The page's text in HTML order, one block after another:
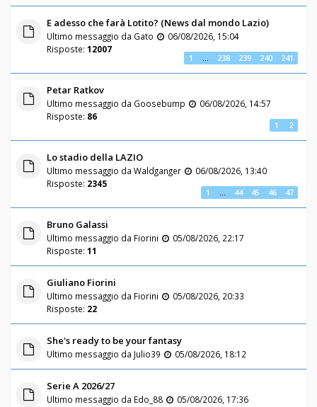
E adesso che farà Lotito? (News dal mondo Lazio)
Ultimo messaggio da Gato
06/08/2026, 15:04
Risposte: 12007
1 238 239 240 241
Petar Ratkov
Ultimo messaggio da Goosebump
06/08/2026, 14:57
Risposte: 86
1 2
Lo stadio della LAZIO
Ultimo messaggio da Waldganger
06/08/2026, 13:40
Risposte: 2345
1 44 45 46 47
Bruno Galassi
Ultimo messaggio da Fiorini
05/08/2026, 22:17
Risposte: 11
Giuliano Fiorini
Ultimo messaggio da Fiorini
05/08/2026, 20:33
Risposte: 22
She's ready to be your fantasy
Ultimo messaggio da Julio39 05/08/2026, 18:12
Serie A 2026/27
Ultimo messaggio da Edo_88
05/08/2026, 17:36